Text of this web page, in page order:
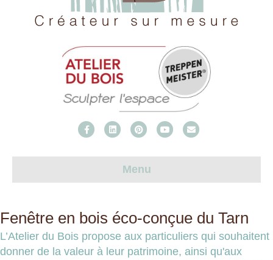
FacebookLinkedinPinterestYoutubeEmail
Menu
Fenêtre en bois éco-conçue du Tarn
L’Atelier du Bois propose aux particuliers qui souhaitent
donner de la valeur à leur patrimoine, ainsi qu'aux